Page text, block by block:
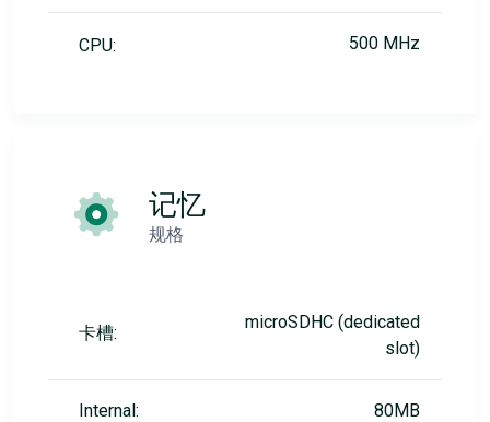
CPU: 500 MHz
记忆
规格
卡槽:
microSDHC (dedicated
slot)
Internal: 80MB